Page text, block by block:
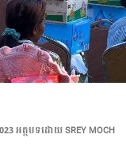
អត្ថបទដោយSREY MOCH